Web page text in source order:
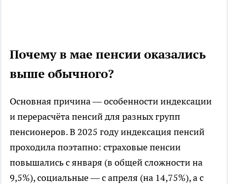
Почему в мае пенсии оказались
выше обычного?
Основная причина — особенности индексации
и перерасчёта пенсий для разных групп
пенсионеров. В 2025 году индексация пенсий
проходила поэтапно: страховые пенсии
повышались с января (в общей сложности на
9,5%), социальные — с апреля (на 14,75%), а с